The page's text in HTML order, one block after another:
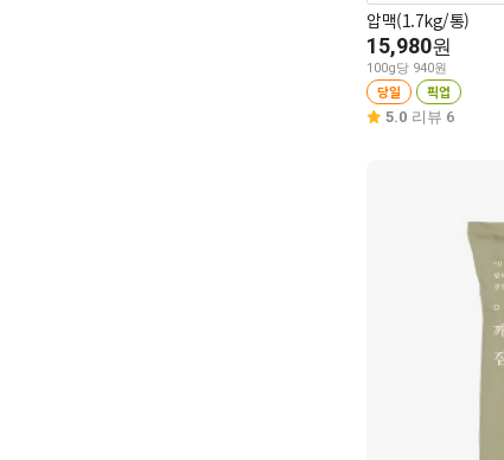
압맥(1.7kg/통)
15,980원
100g당 940원
당일 픽업
5.0 리뷰 6